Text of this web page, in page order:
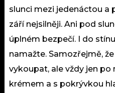
slunci mezi jedenáctou a
září nejsilněji. Ani pod
úplném bezpečí. I do
namažte. Samozřejmě,
vykoupat, ale vždy jen
krémem a s pokrývkou